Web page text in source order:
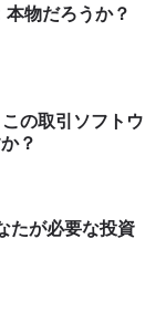
物だろうか？
の取引ソフトウ
？
たが必要な投資